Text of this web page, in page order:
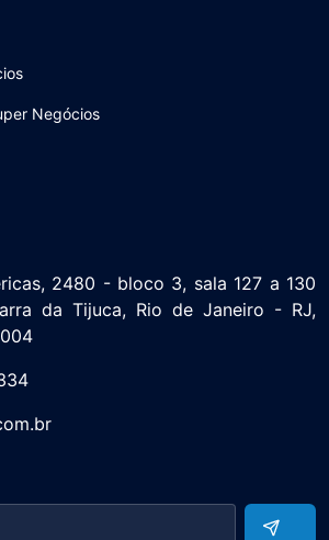
Negócios
2480 - bloco 3, sala 127 a 130
da Tijuca, Rio de Janeiro - RJ,